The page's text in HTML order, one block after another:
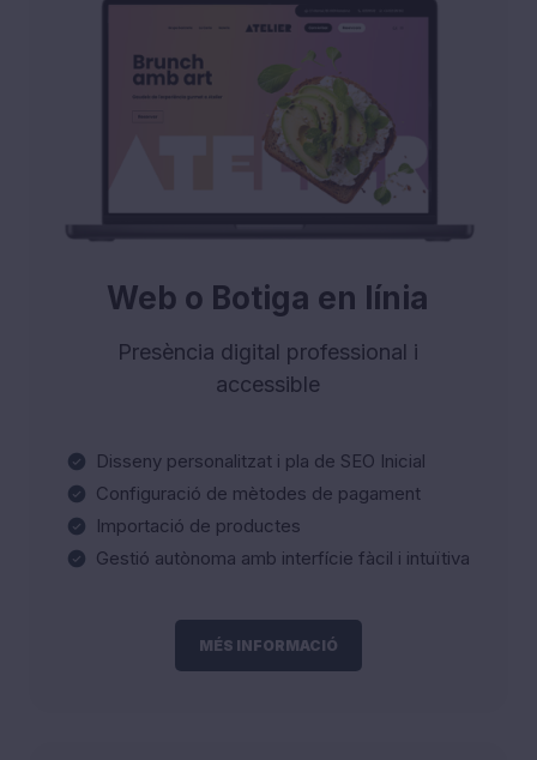
Web o Botiga en línia
Presència digital professional i
accessible
Disseny personalitzat i pla de SEO Inicial
Configuració de mètodes de pagament
Importació de productes
Gestió autònoma amb interfície fàcil i intuïtiva
MÉS INFORMACIÓ